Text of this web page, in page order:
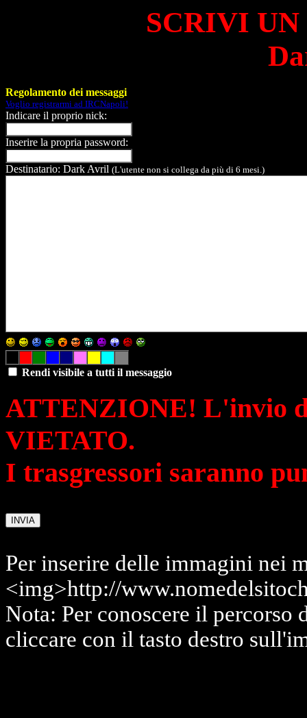
SCRIVI
Regolamento dei messaggi
Voglio registrarmi ad IRCNapoli!
Indicare il proprio nick:
Inserire la propria password:
Destinatario: Dark Avril (L'utente non si collega da più di 6 mesi.)
Rendi visibile a tutti il messaggio
ATTENZIONE! L'invio
VIETATO.
I trasgressori saranno
Per inserire delle immagini nei
<img>http://
Nota: Per conoscere il percorso
cliccare con il tasto destro